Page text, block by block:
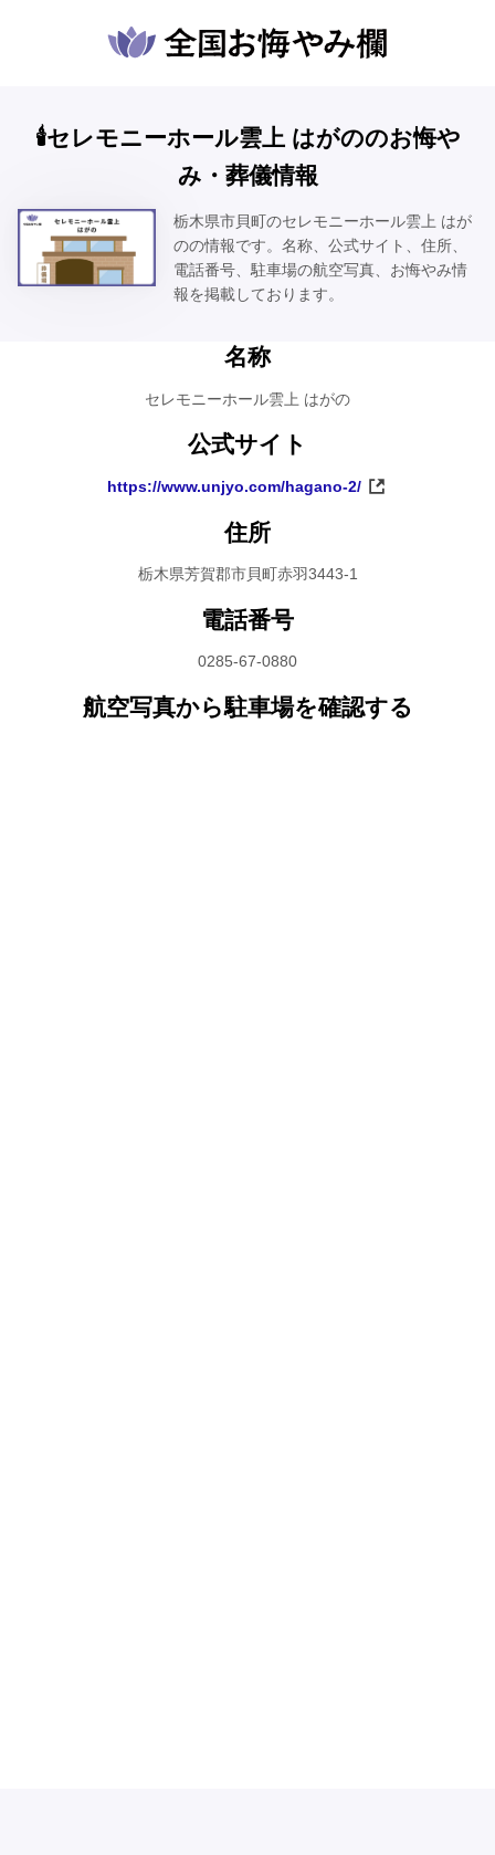
🕯️セレモニーホール雲上 はがののお悔や
み・葬儀情報
栃木県市貝町のセレモニーホール雲上 はが
のの情報です。名称、公式サイト、住所、
電話番号、駐車場の航空写真、お悔やみ情
報を掲載しております。
名称
セレモニーホール雲上 はがの
公式サイト
https://www.unjyo.com/hagano-2/
住所
栃木県芳賀郡市貝町赤羽3443-1
電話番号
0285-67-0880
航空写真から駐車場を確認する